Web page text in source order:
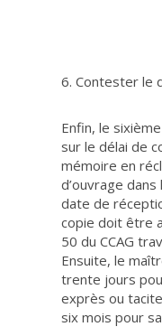
6. Contester le
Enfin, le
sur le délai de
mémoire en
d’ouvrage
date de
copie doit être
50 du CCAG
Ensuite, le
trente jours
exprès ou
six mois pour